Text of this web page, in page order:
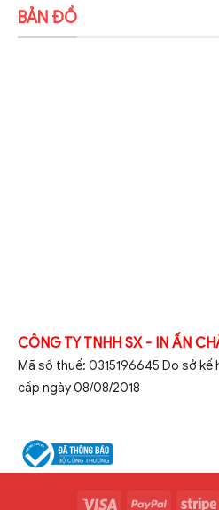
BẢN ĐỒ
CÔNG TY TNHH SX - IN ẤN
Mã số thuế: 0315196645 Do sở kế
cấp ngày 08/08/2018